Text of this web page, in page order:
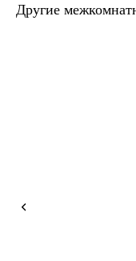
Другие